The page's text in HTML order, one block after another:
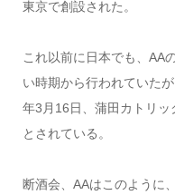
東京で創設された。
これ以前に日本でも、AA
い時期から行われていた
年3月16日、蒲田カトリ
とされている。
断酒会、AAはこのように